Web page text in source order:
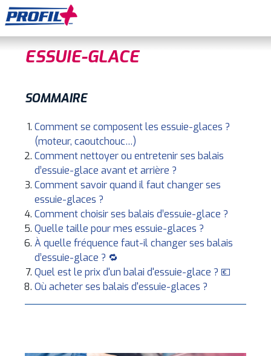
ESSUIE-GLACE
SOMMAIRE
Comment se composent les essuie-glaces ?
(moteur, caoutchouc…)
Comment nettoyer ou entretenir ses balais
d’essuie-glace avant et arrière ?
Comment savoir quand il faut changer ses
essuie-glaces ?
Comment choisir ses balais d’essuie-glace ?
Quelle taille pour mes essuie-glaces ?
À quelle fréquence faut-il changer ses balais
d’essuie-glace ? 🔁
Quel est le prix d'un balai d'essuie-glace ? 💶
Où acheter ses balais d'essuie-glaces ?